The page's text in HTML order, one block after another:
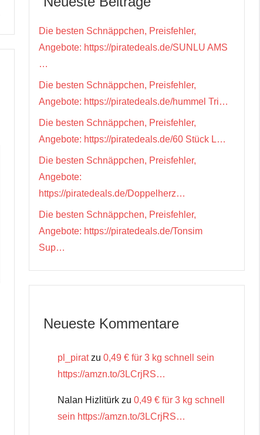
Die besten Schnäppchen, Preisfehler,
Angebote: https://piratedeals.de/SUNLU AMS
…
Die besten Schnäppchen, Preisfehler,
Angebote: https://piratedeals.de/hummel Tri…
Die besten Schnäppchen, Preisfehler,
Angebote: https://piratedeals.de/60 Stück L…
Die besten Schnäppchen, Preisfehler,
Angebote:
https://piratedeals.de/Doppelherz…
Die besten Schnäppchen, Preisfehler,
Angebote: https://piratedeals.de/Tonsim
Sup…
Neueste Kommentare
pl_piratzu 0,49 € für 3 kg schnell sein
https://amzn.to/3LCrjRS…
Nalan Hizlitürk zu 0,49 € für 3 kg schnell
sein https://amzn.to/3LCrjRS…